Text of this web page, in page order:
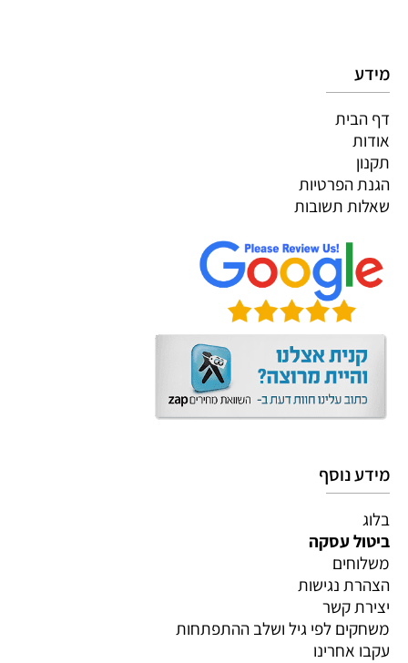
מידע
דף הבית
אודות
תקנון
הגנת הפרטיות
שאלות תשובות
מידע נוסף
בלוג
ביטול עסקה
משלוחים
הצהרת נגישות
יצירת קשר
משחקים לפי גיל ושלב ההתפתחות
עקבו אחרינו